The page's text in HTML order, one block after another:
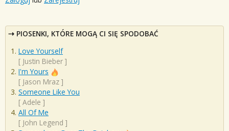
PIOSENKI, KTÓRE MOGĄ CI SIĘ SPODOBAĆ
Love Yourself
[ Justin Bieber ]
I'm Yours
[ Jason Mraz ]
Someone Like You
[ Adele ]
All Of Me
[ John Legend ]